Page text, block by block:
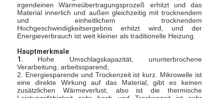
Horizontaler Band-Mischer
Universalzerkleinerungsmaschine
Superfine Schleifmaschine
v-Art Pulvermischer
irgendeinen Wärmeübertragungsprozeß erhitzt und das
Material innerlich und außen gleichzeitig mit trocknendem
und einheitlichem trocknendem
Hochgeschwindigkeitsergebnis erhitzt wird, und der
Energieverbrauch ist weit kleiner als traditionelle Heizung.
Hauptmerkmale
1. Hohe Umschlagskapazität, ununterbrochene
Verarbeitung, arbeitssparend;
2. Energiesparende und Trockenzeit ist kurz. Mikrowelle ist
eine direkte Wirkung auf das Material, gibt es keinen
zusätzlichen Wärmeverlust, also ist die thermische